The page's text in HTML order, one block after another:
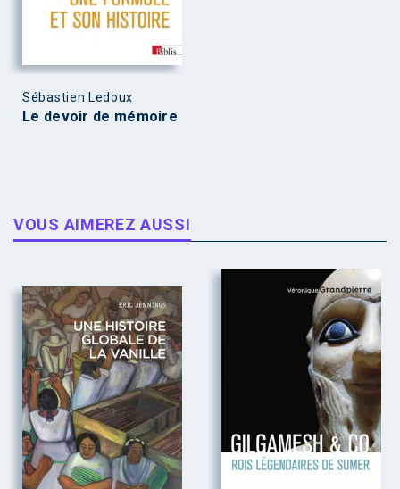
Sébastien Ledoux
Le devoir de mémoire
VOUS AIMEREZ AUSSI